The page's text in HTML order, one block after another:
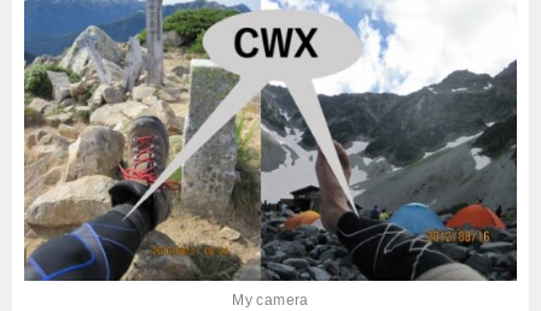
My camera